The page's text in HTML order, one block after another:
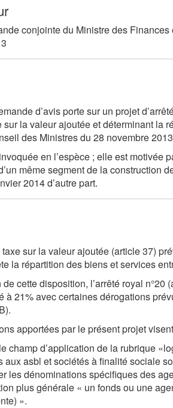
conjointe du Ministre des
d’avis porte sur un projet
sur la valeur ajoutée et déterminant la
des Ministres du 28 novembre
en l’espèce ; elle est motivée
même segment de la construction
2014 d’autre part.
sur la valeur ajoutée (article 37)
la répartition des biens et services
cette disposition, l’arrêté royal n°20
à 21% avec certaines dérogations
apportées par le présent projet
champ d’application de la rubrique
aux asbl et sociétés à finalité sociale
les dénominations spécifiques des
plus générale « un fonds ou une
».